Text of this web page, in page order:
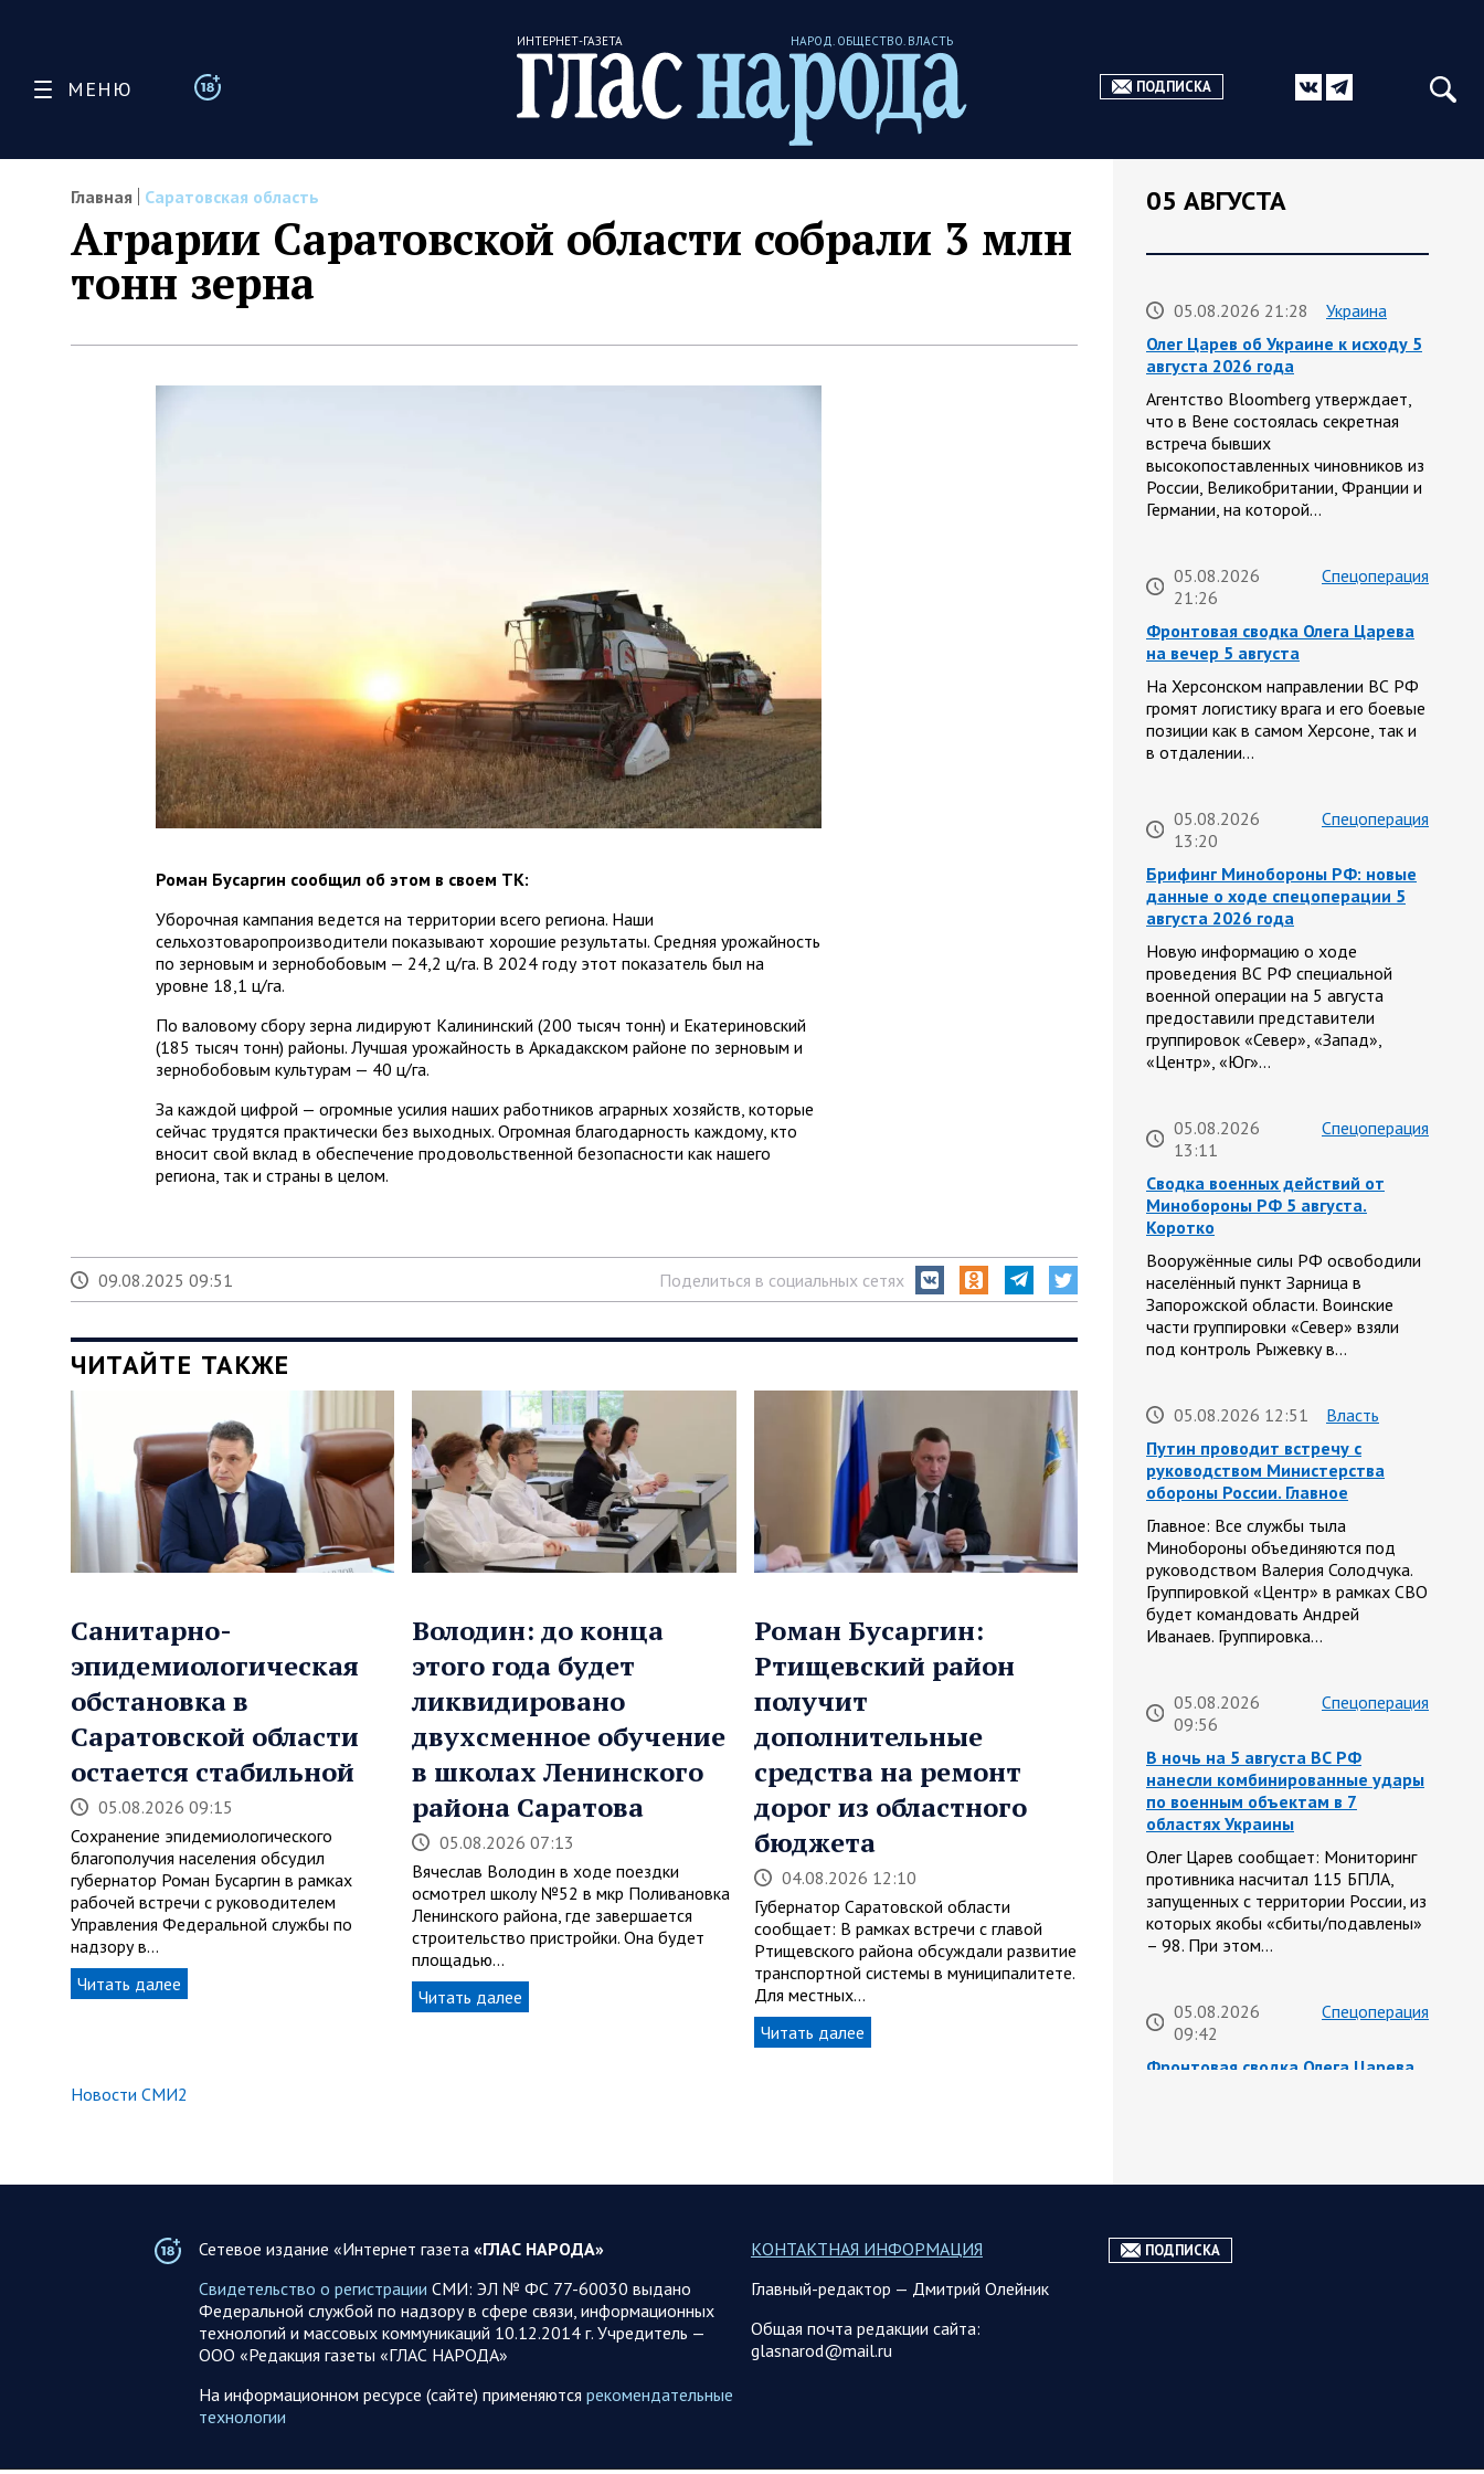
МЕНЮ
ИНТЕРНЕТ-ГАЗЕТА НАРОД. ОБЩЕСТВО. ВЛАСТЬ
ПОДПИСКА
Главная Саратовская область
Аграрии Саратовской области собрали 3 млн
тонн зерна
Роман Бусаргин сообщил об этом в своем ТК:
Уборочная кампания ведется на территории всего региона. Наши
сельхозтоваропроизводители показывают хорошие результаты. Средняя урожайность
по зерновым и зернобобовым — 24,2 ц/га. В 2024 году этот показатель был на
уровне 18,1 ц/га.
По валовому сбору зерна лидируют Калининский (200 тысяч тонн) и Екатериновский
(185 тысяч тонн) районы. Лучшая урожайность в Аркадакском районе по зерновым и
зернобобовым культурам — 40 ц/га.
За каждой цифрой — огромные усилия наших работников аграрных хозяйств, которые
сейчас трудятся практически без выходных. Огромная благодарность каждому, кто
вносит свой вклад в обеспечение продовольственной безопасности как нашего
региона, так и страны в целом.
09.08.2025 09:51 Поделиться в социальных сетях
ЧИТАЙТЕ ТАКЖЕ
Санитарно-
эпидемиологическая
обстановка в
Саратовской области
остается стабильной
05.08.2026 09:15
Сохранение эпидемиологического
благополучия населения обсудил
губернатор Роман Бусаргин в рамках
рабочей встречи с руководителем
Управления Федеральной службы по
надзору в…
Читать далее
Володин: до конца
этого года будет
ликвидировано
двухсменное обучение
в школах Ленинского
района Саратова
05.08.2026 07:13
Вячеслав Володин в ходе поездки
осмотрел школу №52 в мкр Поливановка
Ленинского района, где завершается
строительство пристройки. Она будет
площадью…
Читать далее
Роман Бусаргин:
Ртищевский район
получит
дополнительные
средства на ремонт
дорог из областного
бюджета
04.08.2026 12:10
Губернатор Саратовской области
сообщает: В рамках встречи с главой
Ртищевского района обсуждали развитие
транспортной системы в муниципалитете.
Для местных…
Читать далее
Новости СМИ2
05 АВГУСТА
05.08.2026 21:28
Украина
Олег Царев об Украине к исходу 5
августа 2026 года
Агентство Bloomberg утверждает,
что в Вене состоялась секретная
встреча бывших
высокопоставленных чиновников из
России, Великобритании, Франции и
Германии, на которой…
05.08.2026
21:26
Спецоперация
Фронтовая сводка Олега Царева
на вечер 5 августа
На Херсонском направлении ВС РФ
громят логистику врага и его боевые
позиции как в самом Херсоне, так и
в отдалении…
05.08.2026
13:20
Спецоперация
Брифинг Минобороны РФ: новые
данные о ходе спецоперации 5
августа 2026 года
Новую информацию о ходе
проведения ВС РФ специальной
военной операции на 5 августа
предоставили представители
группировок «Север», «Запад»,
«Центр», «Юг»…
05.08.2026
13:11
Спецоперация
Сводка военных действий от
Минобороны РФ 5 августа.
Коротко
Вооружённые силы РФ освободили
населённый пункт Зарница в
Запорожской области. Воинские
части группировки «Север» взяли
под контроль Рыжевку в…
05.08.2026 12:51
Власть
Путин проводит встречу с
руководством Министерства
обороны России. Главное
Главное: Все службы тыла
Минобороны объединяются под
руководством Валерия Солодчука.
Группировкой «Центр» в рамках СВО
будет командовать Андрей
Иванаев. Группировка…
05.08.2026
09:56
Спецоперация
В ночь на 5 августа ВС РФ
нанесли комбинированные удары
по военным объектам в 7
областях Украины
Олег Царев сообщает: Мониторинг
противника насчитал 115 БПЛА,
запущенных с территории России, из
которых якобы «сбиты/подавлены»
– 98. При этом…
05.08.2026
09:42
Спецоперация
Фронтовая сводка Олега Царева
территориями Белгородской,
Курской, Липецкой,…
Сетевое издание «Интернет газета «ГЛАС НАРОДА»
Свидетельство о регистрации СМИ: ЭЛ № ФС 77-60030 выдано
Федеральной службой по надзору в сфере связи, информационных
технологий и массовых коммуникаций 10.12.2014 г. Учредитель —
ООО «Редакция газеты «ГЛАС НАРОДА»
На информационном ресурсе (сайте) применяются рекомендательные
технологии
КОНТАКТНАЯ ИНФОРМАЦИЯ
Главный-редактор — Дмитрий Олейник
Общая почта редакции сайта:
glasnarod@mail.ru
ПОДПИСКА